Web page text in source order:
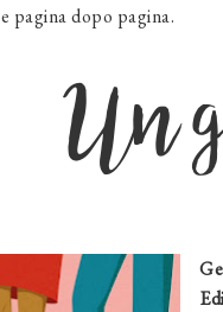
pagina dopo pagina.
Un